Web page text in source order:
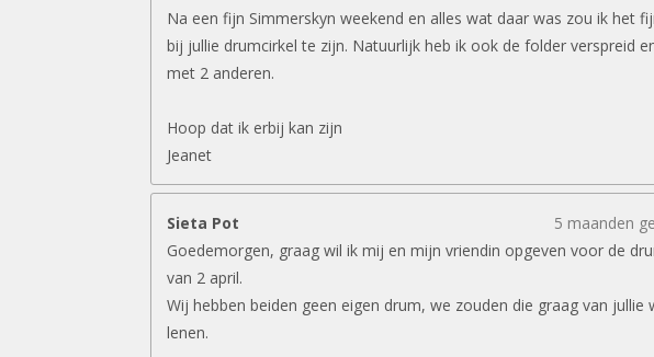
Na een fijn Simmerskyn weekend en alles wat daar was zou ik het
bij jullie drumcirkel te zijn. Natuurlijk heb ik ook de folder verspreid
met 2 anderen.
Hoop dat ik erbij kan zijn
Jeanet
Sieta Pot
5 maanden
Goedemorgen, graag wil ik mij en mijn vriendin opgeven voor de
van 2 april.
Wij hebben beiden geen eigen drum, we zouden die graag van jullie
lenen.